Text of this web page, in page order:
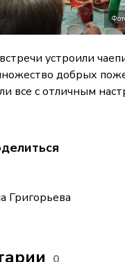
устроили
добрых
все с отличным
Григорьева